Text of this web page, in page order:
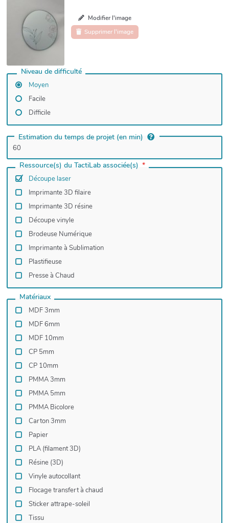
Modifier l'image
Supprimer l'image
Niveau de difficulté
Moyen
Facile
Difficile
Estimation du temps de projet (en min)
Ressource(s) du TactiLab associée(s)
Découpe laser
Imprimante 3D filaire
Imprimante 3D résine
Découpe vinyle
Brodeuse Numérique
Imprimante à Sublimation
Plastifieuse
Presse à Chaud
Matériaux
MDF 3mm
MDF 6mm
MDF 10mm
CP 5mm
CP 10mm
PMMA 3mm
PMMA 5mm
PMMA Bicolore
Carton 3mm
Papier
PLA (filament 3D)
Résine (3D)
Vinyle autocollant
Flocage transfert à chaud
Sticker attrape-soleil
Tissu